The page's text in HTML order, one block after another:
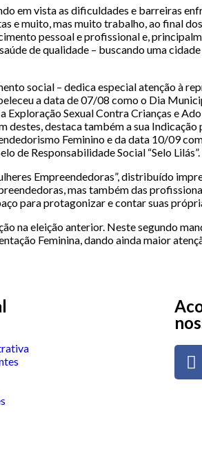
em vista as dificuldades e barreiras
e muito, mas muito trabalho, ao final
pessoal e profissional e,
de qualidade – buscando uma
social – dedica especial atenção à
a data de 07/08 como o Dia
Sexual Contra Crianças e
destes, destaca também a sua
Feminino e da data 10/09
de Responsabilidade Social “Selo Lilás”.
Empreendedoras”, distribuído
mas também das
para protagonizar e contar suas
na eleição anterior. Neste segundo
Feminina, dando ainda maior